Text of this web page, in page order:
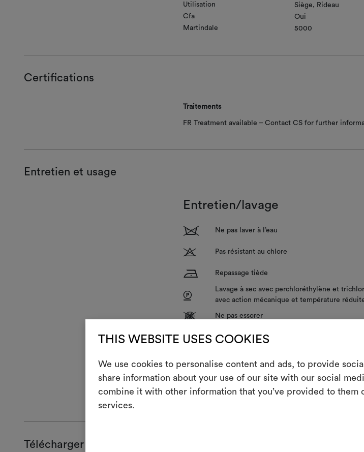
THIS WEBSITE USES COOKIES
We use cookies to personalise content and ads, to provide
share information about your use of our site with our social
combine it with other information that you’ve provided to them
services.
Utilisation
Siège
Rideau
Cfa
Oui
Martindale
5000
Certifications
Traitements
FR Treatment available – Contact CS for further
Entretien et usage
Entretien/lavage
1 Ne pas laver à l’eau
T Pas résistant au chlore
H Repassage tiède
P
Lavage à sec avec perchloréthylène et
avec action mécanique et température
V Ne pas essorer
R Ne pas sécher en machine
INSTRUCTIONS GÉNÉRALES D'ENTRETIEN
Télécharger